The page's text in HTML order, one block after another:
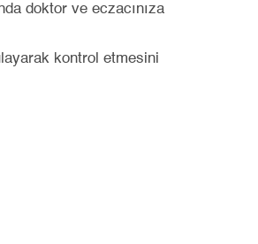
doktor ve eczacınıza
kontrol etmesini